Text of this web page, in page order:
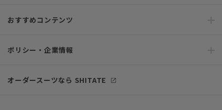
おすすめコンテンツ
ポリシー・企業情報
オーダースーツなら SHITATE